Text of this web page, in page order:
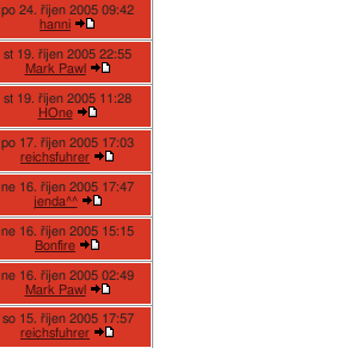
po 24. říjen 2005 09:42
hanni
st 19. říjen 2005 22:55
Mark Pawl
st 19. říjen 2005 11:28
HOne
po 17. říjen 2005 17:03
reichsfuhrer
ne 16. říjen 2005 17:47
jenda^^
ne 16. říjen 2005 15:15
Bonfire
ne 16. říjen 2005 02:49
Mark Pawl
so 15. říjen 2005 17:57
reichsfuhrer